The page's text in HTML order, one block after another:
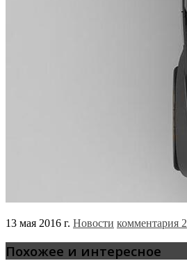
13 мая 2016 г. Новости комментария 2
Похожее и интересное